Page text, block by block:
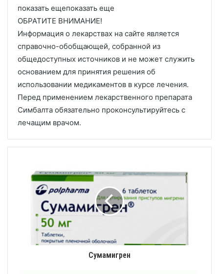
показать ещепоказать еще
ОБРАТИТЕ ВНИМАНИЕ!
Информация о лекарствах на сайте является
справочно-обобщающей, собранной из
общедоступных источников и не может служить
основанием для принятия решения об
использовании медикаментов в курсе лечения.
Перед применением лекарственного препарата
Симбалта обязательно проконсультируйтесь с
лечащим врачом.
Сумамигрен